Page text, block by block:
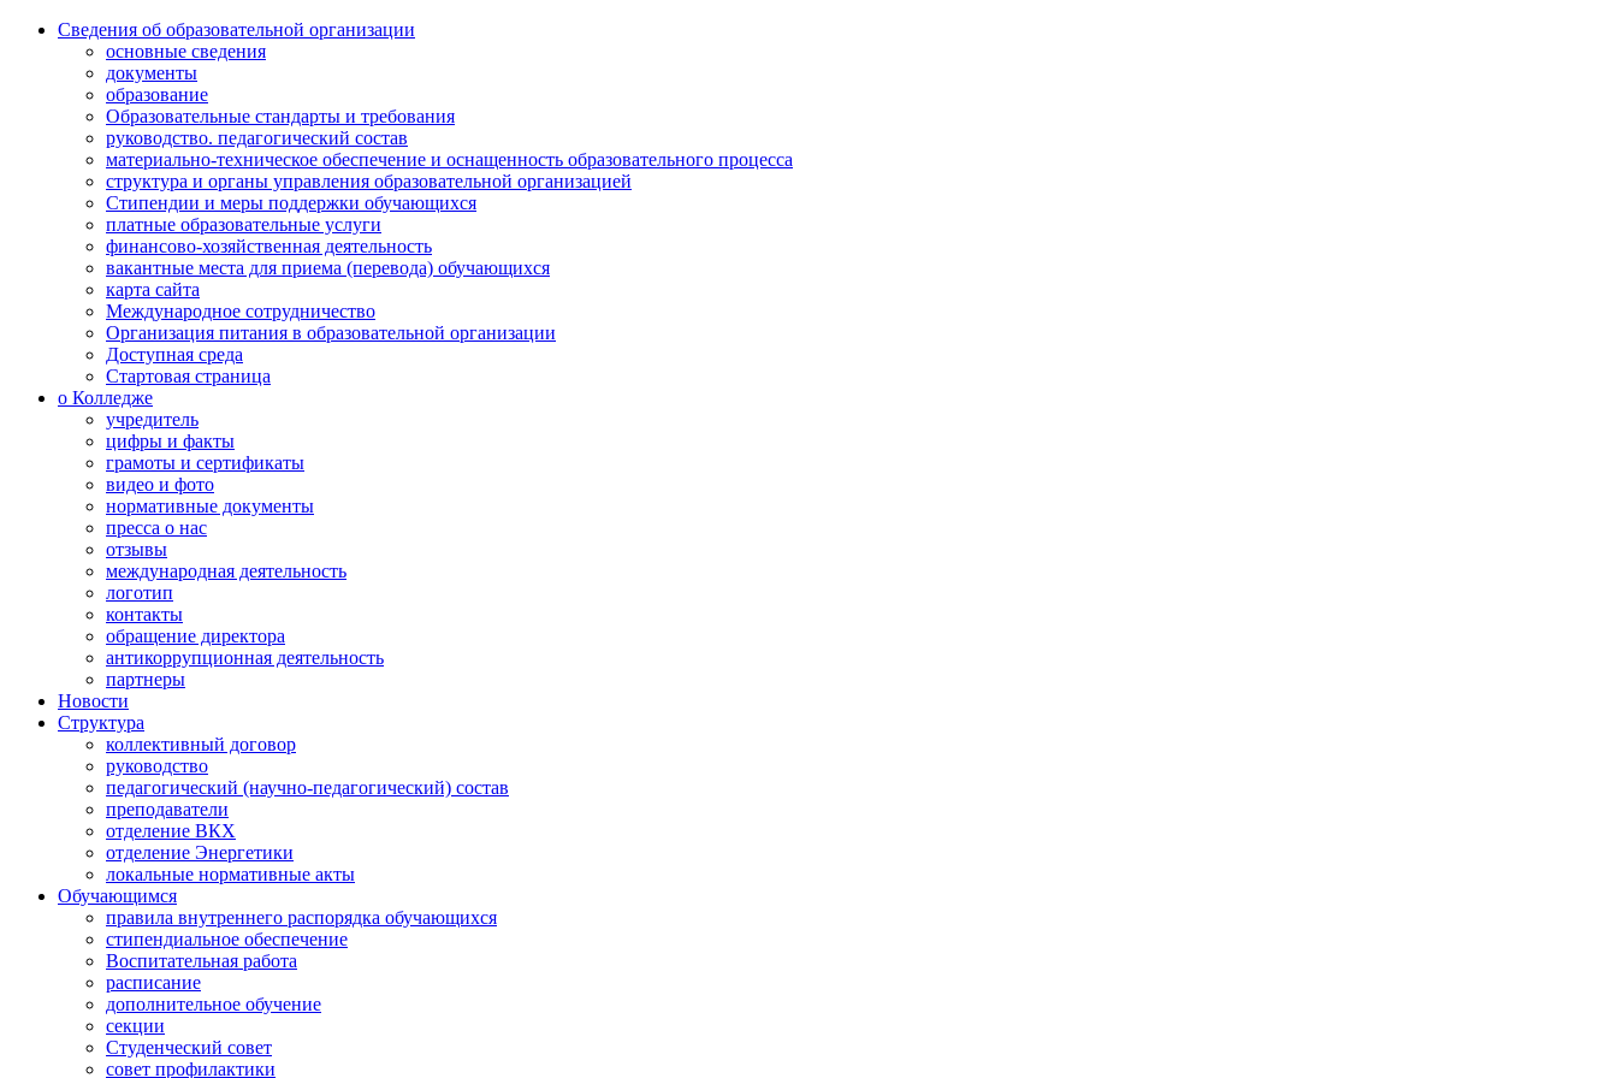
Сведения об образовательной организации
основные сведения
документы
образование
Образовательные стандарты и требования
руководство. педагогический состав
материально-техническое обеспечение и оснащенность образовательного процесса
структура и органы управления образовательной организацией
Стипендии и меры поддержки обучающихся
платные образовательные услуги
финансово-хозяйственная деятельность
вакантные места для приема (перевода) обучающихся
карта сайта
Международное сотрудничество
Организация питания в образовательной организации
Доступная среда
Стартовая страница
о Колледже
учредитель
цифры и факты
грамоты и сертификаты
видео и фото
нормативные документы
пресса о нас
отзывы
международная деятельность
логотип
контакты
обращение директора
антикоррупционная деятельность
партнеры
Новости
Структура
коллективный договор
руководство
педагогический (научно-педагогический) состав
преподаватели
отделение ВКХ
отделение Энергетики
локальные нормативные акты
Обучающимся
правила внутреннего распорядка обучающихся
стипендиальное обеспечение
Воспитательная работа
расписание
дополнительное обучение
секции
Студенческий совет
совет профилактики